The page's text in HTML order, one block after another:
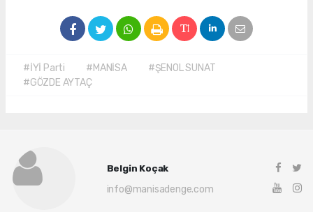
#İYİ Parti #MANİSA
#ŞENOL SUNAT
#GÖZDE AYTAÇ
Belgin Koçak
info@manisadenge.com